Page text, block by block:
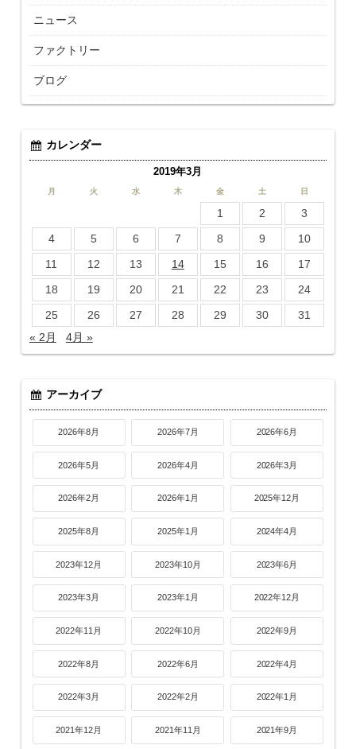
ニュース
ファクトリー
ブログ
カレンダー
2019年3月
月 火 水 木 金 土 日
1 2
3
4
5 6 7 8 9
10
11
12 13 14 15 16
17
18
19 20 21 22 23
24
25
26 27 28 29 30
31
« 2月
4月 »
アーカイブ
2026年8月 2026年7月 2026年6月
2026年5月 2026年4月 2026年3月
2026年2月 2026年1月 2025年12月
2025年8月 2025年1月 2024年4月
2023年12月 2023年10月 2023年6月
2023年3月 2023年1月 2022年12月
2022年11月 2022年10月 2022年9月
2022年8月 2022年6月 2022年4月
2022年3月 2022年2月 2022年1月
2021年12月 2021年11月 2021年9月